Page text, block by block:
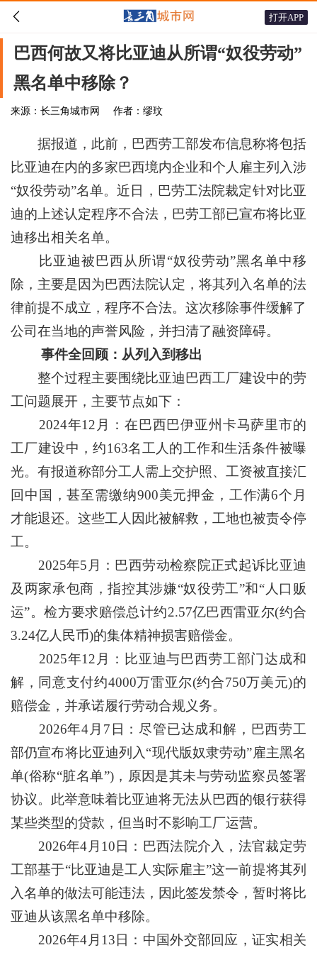
 打开APP
巴西何故又将比亚迪从所谓“奴役劳动”
黑名单中移除？
来源：长三角城市网 作者：缪玟
据报道，此前，巴西劳工部发布信息称将包括
比亚迪在内的多家巴西境内企业和个人雇主列入涉
“奴役劳动”名单。近日，巴劳工法院裁定针对比亚
迪的上述认定程序不合法，巴劳工部已宣布将比亚
迪移出相关名单。
比亚迪被巴西从所谓“奴役劳动”黑名单中移
除，主要是因为巴西法院认定，将其列入名单的法
律前提不成立，程序不合法。这次移除事件缓解了
公司在当地的声誉风险，并扫清了融资障碍。
事件全回顾：从列入到移出
整个过程主要围绕比亚迪巴西工厂建设中的劳
工问题展开，主要节点如下：
2024年12月：在巴西巴伊亚州卡马萨里市的
工厂建设中，约163名工人的工作和生活条件被曝
光。有报道称部分工人需上交护照、工资被直接汇
回中国，甚至需缴纳900美元押金，工作满6个月
才能退还。这些工人因此被解救，工地也被责令停
工。
2025年5月：巴西劳动检察院正式起诉比亚迪
及两家承包商，指控其涉嫌“奴役劳工”和“人口贩
运”。检方要求赔偿总计约2.57亿巴西雷亚尔(约合
3.24亿人民币)的集体精神损害赔偿金。
2025年12月：比亚迪与巴西劳工部门达成和
解，同意支付约4000万雷亚尔(约合750万美元)的
赔偿金，并承诺履行劳动合规义务。
2026年4月7日：尽管已达成和解，巴西劳工
部仍宣布将比亚迪列入“现代版奴隶劳动”雇主黑名
单(俗称“脏名单”)，原因是其未与劳动监察员签署
协议。此举意味着比亚迪将无法从巴西的银行获得
某些类型的贷款，但当时不影响工厂运营。
2026年4月10日：巴西法院介入，法官裁定劳
工部基于“比亚迪是工人实际雇主”这一前提将其列
入名单的做法可能违法，因此签发禁令，暂时将比
亚迪从该黑名单中移除。
2026年4月13日：中国外交部回应，证实相关